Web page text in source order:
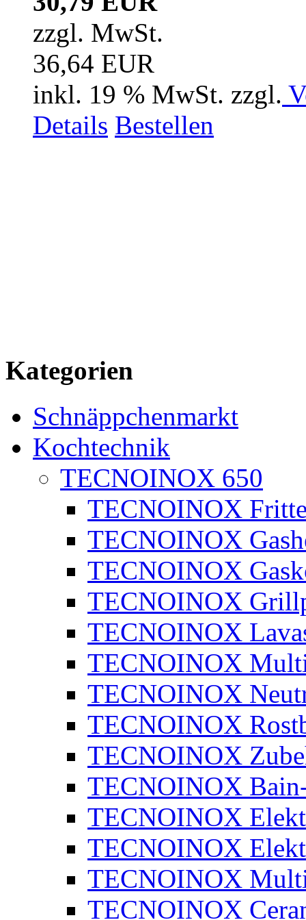
zzgl. MwSt.
36,64 EUR
inkl. 19 % MwSt. zzgl.
Details Bestellen
Kategorien
Schnäppchenmarkt
Kochtechnik
TECNOINOX 650
TECNOINOX
TECNOINOX
TECNOINOX
TECNOINOX
TECNOINOX
TECNOINOX
TECNOINOX
TECNOINOX
TECNOINOX
TECNOINOX
TECNOINOX
TECNOINOX
TECNOINOX
TECNOINOX